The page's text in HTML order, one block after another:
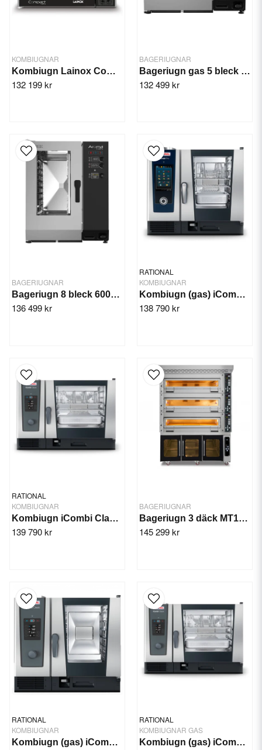
KOMBIUGNAR
Kombiugn Lainox Compact Naboo GN 6x1/1
132 199 kr
BAGERIUGNAR
Bageriugn gas 5 bleck 600x400 Lainox Aroma
132 499 kr
BAGERIUGNAR
Bageriugn 8 bleck 600x400 Lainox Aroma
136 499 kr
RATIONAL
KOMBIUGNAR
Kombiugn (gas) iCombi Pro 6-1/1
138 790 kr
RATIONAL
KOMBIUGNAR
Kombiugn iCombi Classic 6-2/1
139 790 kr
BAGERIUGNAR
Bageriugn 3 däck MT12002
145 299 kr
RATIONAL
KOMBIUGNAR
Kombiugn (gas) iCombi Classic 10-1/1
RATIONAL
KOMBIUGNAR GAS
Kombiugn (gas) iCombi Classic 6-2/1